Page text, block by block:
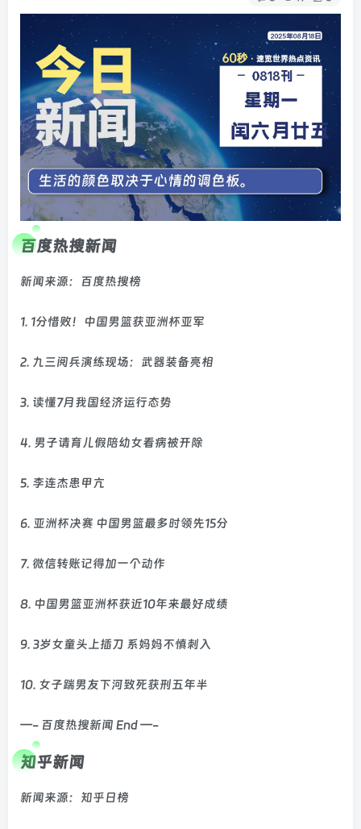
百度热搜新闻
新闻来源：百度热搜榜
1. 1分惜败！中国男篮获亚洲杯亚军
2. 九三阅兵演练现场：武器装备亮相
3. 读懂7月我国经济运行态势
4. 男子请育儿假陪幼女看病被开除
5. 李连杰患甲亢
6. 亚洲杯决赛 中国男篮最多时领先15分
7. 微信转账记得加一个动作
8. 中国男篮亚洲杯获近10年来最好成绩
9. 3岁女童头上插刀 系妈妈不慎刺入
10. 女子踹男友下河致死获刑五年半
—- 百度热搜新闻 End —-
知乎新闻
新闻来源：知乎日榜